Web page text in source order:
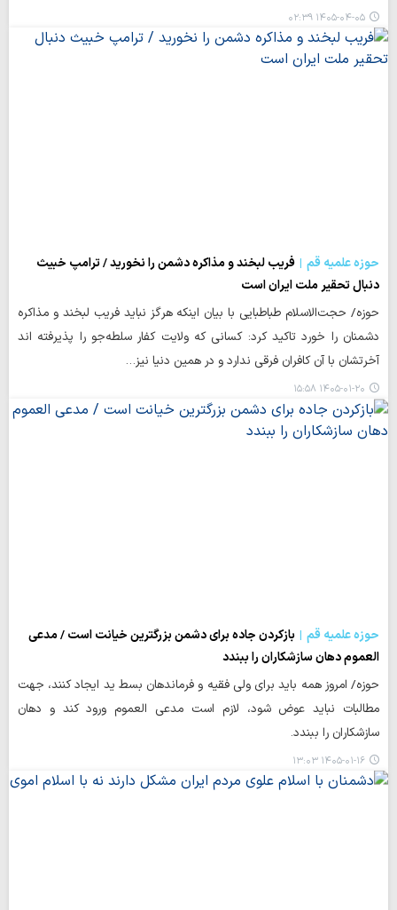
۱۴۰۵-۰۴-۰۵ ۰۲:۳۹
حوزه علمیه قم
فریب لبخند و مذاکره دشمن را نخورید / ترامپ خبیث
دنبال تحقیر ملت ایران است
حوزه/ حجت‌الاسلام طباطبایی با بیان اینکه هرگز نباید فریب لبخند و مذاکره
دشمنان را خورد تاکید کرد: کسانی که ولایت کفار سلطه‌جو را پذیرفته اند
آخرتشان با آن کافران فرقی ندارد و در همین دنیا نیز…
۱۴۰۵-۰۱-۲۰ ۱۵:۵۸
حوزه علمیه قم
بازکردن جاده برای دشمن بزرگترین خیانت است / مدعی
العموم دهان سازشکاران را ببندد
حوزه/ امروز همه باید برای ولی فقیه و فرماندهان بسط ید ایجاد کنند، جهت
مطالبات نباید عوض شود، لازم است مدعی العموم ورود کند و دهان
سازشکاران را ببندد.
۱۴۰۵-۰۱-۱۶ ۱۳:۰۳